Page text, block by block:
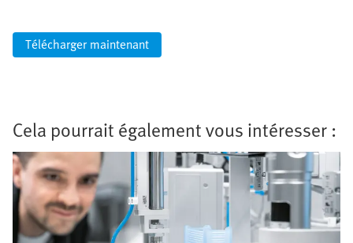
Télécharger maintenant
Cela pourrait également vous intéresser :